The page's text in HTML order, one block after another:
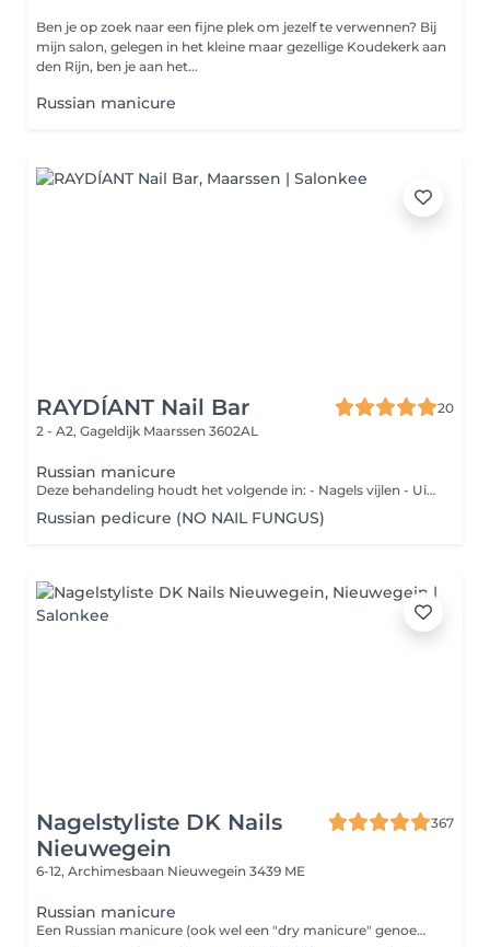
Ben je op zoek naar een fijne plek om jezelf te verwennen? Bij
mijn salon, gelegen in het kleine maar gezellige Koudekerk aan
den Rijn, ben je aan het...
Russian manicure
RAYDÍANT Nail Bar
20
2 - A2, Gageldijk Maarssen 3602AL
Russian manicure
Deze behandeling houdt het volgende in: - Nagels vijlen - Uitgebreide verzorging van de nagelriemen - Nagelplaat schoonmaken - Nagelplaat polijsten - Handcrème en nagelriemolie
Russian pedicure (NO NAIL FUNGUS)
Nagelstyliste DK Nails
Nieuwegein
367
6-12, Archimesbaan Nieuwegein 3439 ME
Russian manicure
Een Russian manicure (ook wel een "dry manicure" genoemd) is een manicure zonder water, waarbij met een elektrische vijl (e-file) en speciale bitjes de nagelriemen grondig worden gereinigd en gepolijst. Het doel is om de nagelriemen er heel netjes en glad uit te laten zien